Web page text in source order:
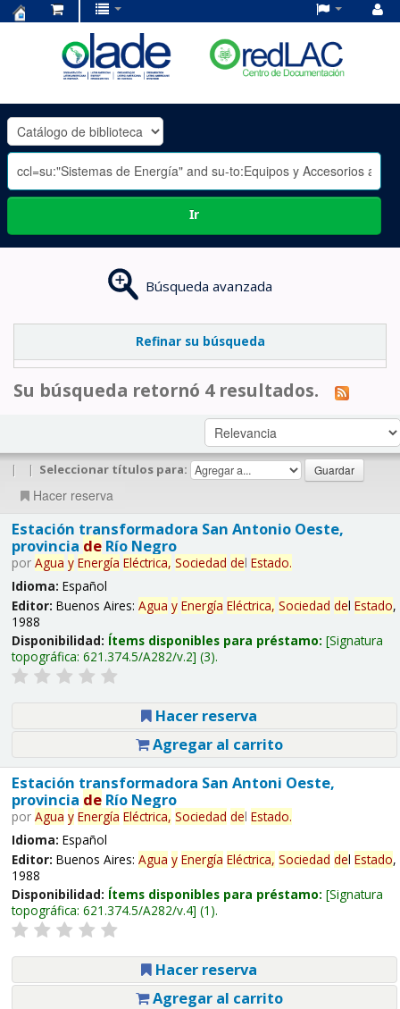
OLADE
-
Ir
Búsqueda avanzada
Refinar su búsqueda
Su búsqueda retornó 4 resultados.
| | Seleccionar títulos para:
Hacer reserva
Estación transformadora San Antonio Oeste,
provincia deRío Negro
por Agua y Energía Eléctrica, Sociedad del Estado.
Idioma: Español
Editor: Buenos Aires: Agua y Energía Eléctrica, Sociedad del Estado,
1988
Disponibilidad: Ítems disponibles para préstamo: Signatura
topográfica: 621.374.5/A282/v.2 (3).
Hacer reserva
Agregar al carrito
Estación transformadora San Antoni Oeste,
provincia deRío Negro
por Agua y Energía Eléctrica, Sociedad del Estado.
Idioma: Español
Editor: Buenos Aires: Agua y Energía Eléctrica, Sociedad del Estado,
1988
Disponibilidad: Ítems disponibles para préstamo: Signatura
topográfica: 621.374.5/A282/v.4 (1).
Hacer reserva
Agregar al carrito